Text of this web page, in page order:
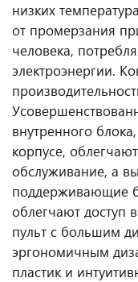
низких
от промерзания
человека,
электроэнергии.
внутренного
корпусе,
обслуживание, а
поддерживающие
облегчают доступ
пульт с большим
эргономичным
пластик и